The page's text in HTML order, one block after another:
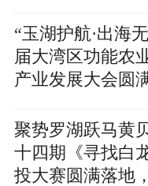
“玉湖护航·出海
届大湾区功能农
产业发展大会圆
聚势罗湖跃马黄
十四期《寻找白
投大赛圆满落地